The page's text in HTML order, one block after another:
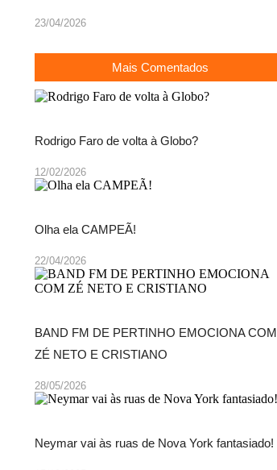
23/04/2026
Mais Comentados
Rodrigo Faro de volta à Globo?
12/02/2026
Olha ela CAMPEÃ!
22/04/2026
BAND FM DE PERTINHO EMOCIONA COM
ZÉ NETO E CRISTIANO
28/05/2026
Neymar vai às ruas de Nova York fantasiado!